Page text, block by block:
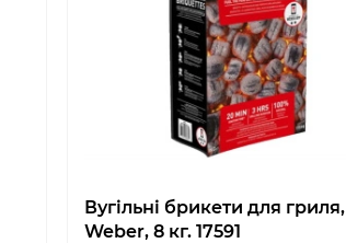
Вугільні брикети для гриля,
Weber, 8 кг. 17591